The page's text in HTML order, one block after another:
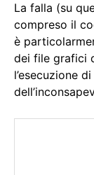
La falla (su
compreso il
è
dei file grafici
l’esecuzione